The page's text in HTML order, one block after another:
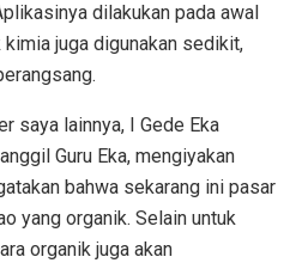
dilakukan pada awal
kimia juga digunakan sedikit,
saya lainnya, I Gede Eka
Guru Eka, mengiyakan
bahwa sekarang ini pasar
yang organik. Selain untuk
organik juga akan